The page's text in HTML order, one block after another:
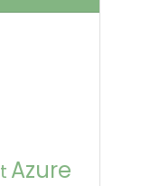
Azure